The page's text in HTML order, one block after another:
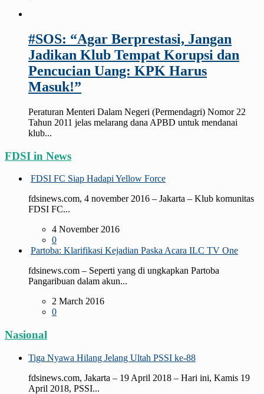
#SOS: “Agar Berprestasi, Jangan
Jadikan Klub Tempat Korupsi dan
Pencucian Uang: KPK Harus
Masuk!”
Peraturan Menteri Dalam Negeri (Permendagri) Nomor 22
Tahun 2011 jelas melarang dana APBD untuk mendanai
klub...
FDSI in News
FDSI FC Siap Hadapi Yellow Force
fdsinews.com, 4 november 2016 – Jakarta – Klub komunitas
FDSI FC...
4 November 2016
0
Partoba: Klarifikasi Kejadian Paska Acara ILC TV One
fdsinews.com – Seperti yang di ungkapkan Partoba
Pangaribuan dalam akun...
2 March 2016
0
Nasional
Tiga Nyawa Hilang Jelang Ultah PSSI ke-88
fdsinews.com, Jakarta – 19 April 2018 – Hari ini, Kamis 19
April 2018, PSSI...